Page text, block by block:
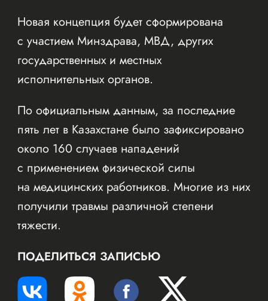
Новая концепция будет сформирована
с участием Минздрава, МВД, других
государственных и местных
исполнительных органов.
По официальным данным, за последние
пять лет в Казахстане было зафиксировано
около 160 случаев нападений
с применением физической силы
на медицинских работников. Многие из них
получили травмы различной степени
тяжести.
ПОДЕЛИТЬСЯ ЗАПИСЬЮ